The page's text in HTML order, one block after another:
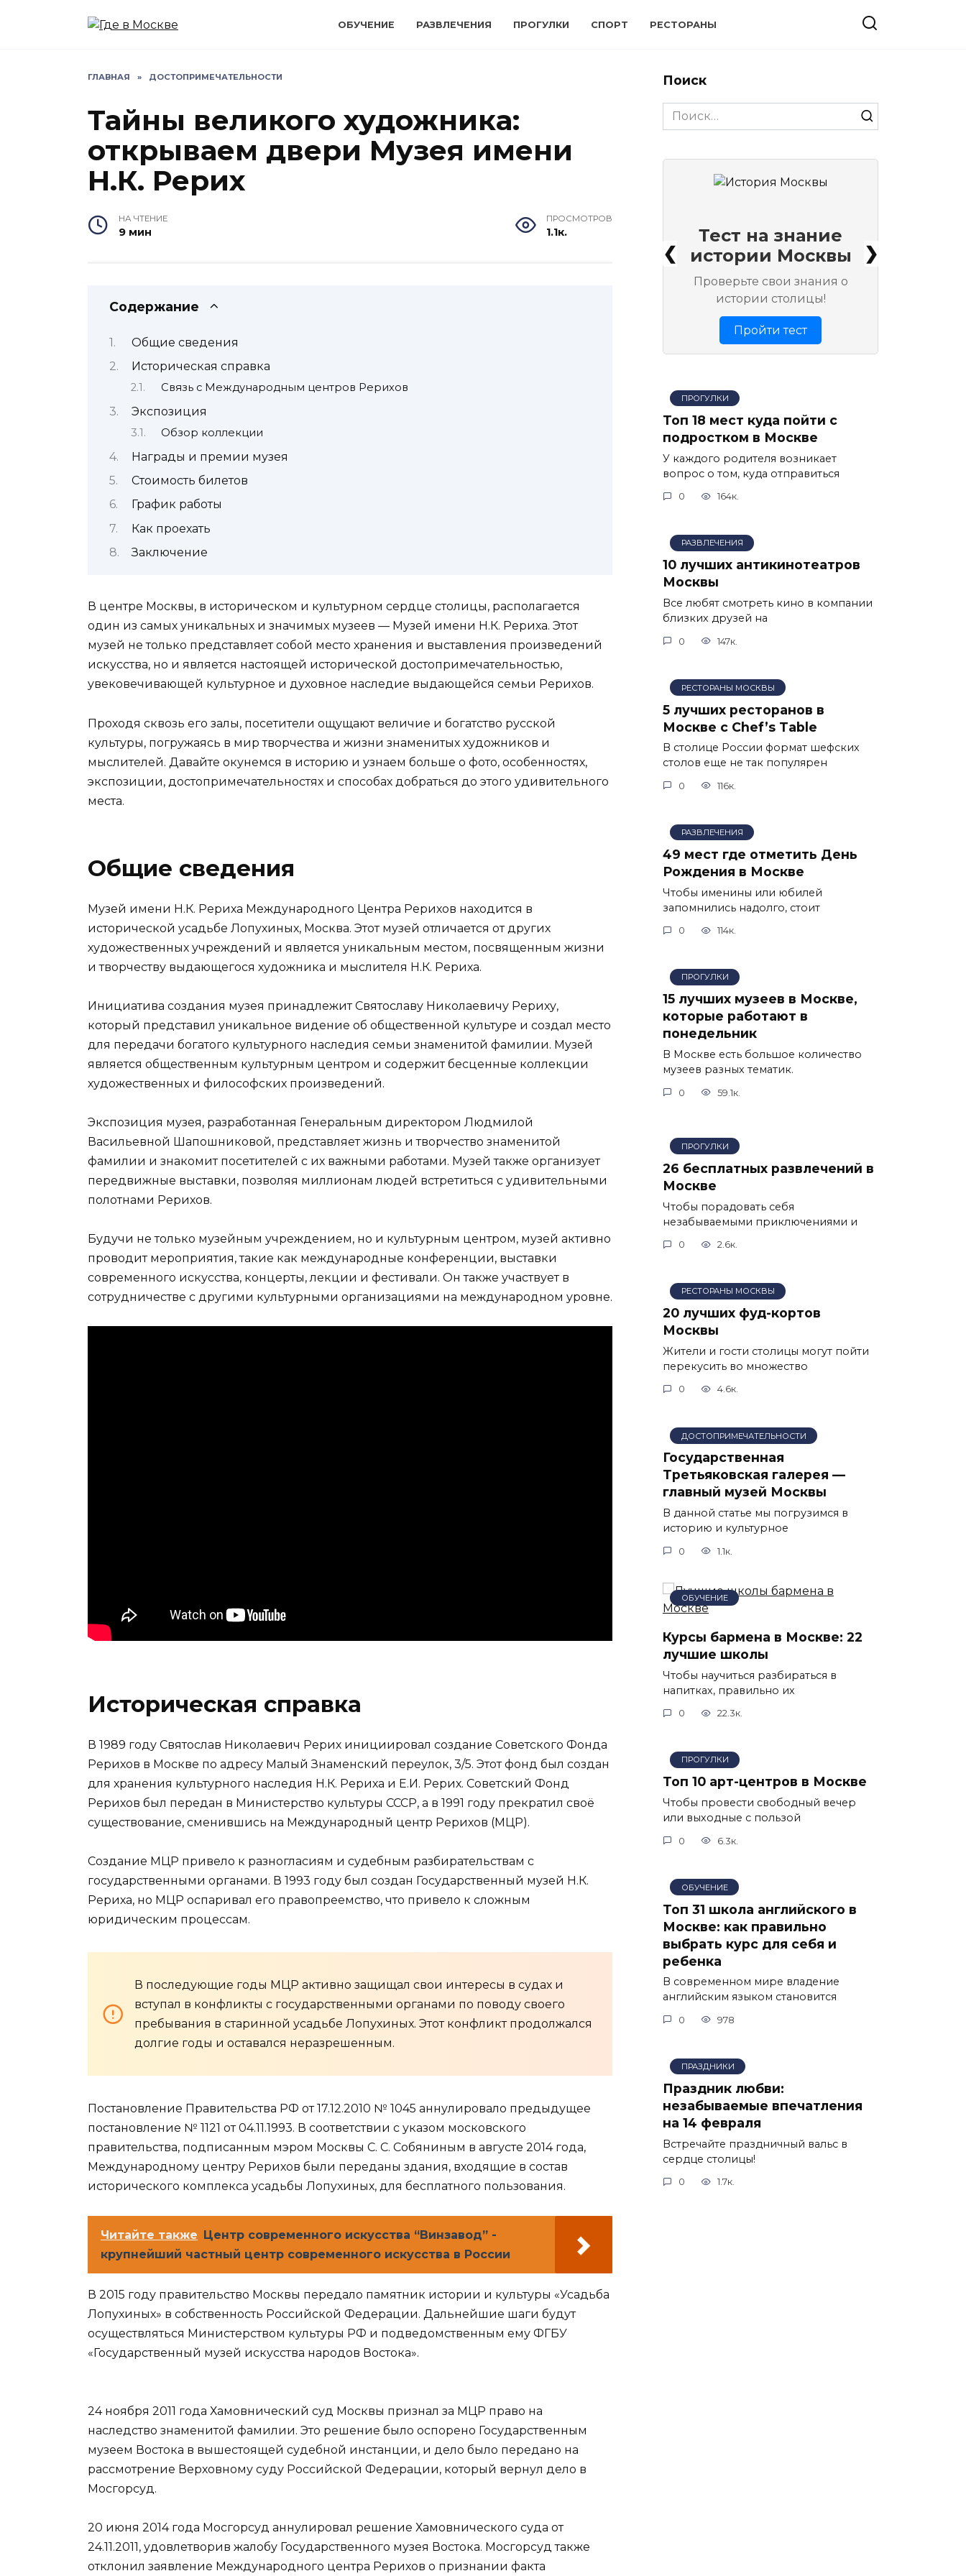
ОБУЧЕНИЕ РАЗВЛЕЧЕНИЯ ПРОГУЛКИ СПОРТ РЕСТОРАНЫ
ГЛАВНАЯ » ДОСТОПРИМЕЧАТЕЛЬНОСТИ
Тайны великого художника:
открываем двери Музея имени
Н.К. Рерих
НА ЧТЕНИЕ
9 мин
ПРОСМОТРОВ
1.1к.
Содержание
Общие сведения
Историческая справка
Связь с Международным центров Рерихов
Экспозиция
Обзор коллекции
Награды и премии музея
Стоимость билетов
График работы
Как проехать
Заключение
В центре Москвы, в историческом и культурном сердце столицы, располагается
один из самых уникальных и значимых музеев — Музей имени Н.К. Рериха. Этот
музей не только представляет собой место хранения и выставления произведений
искусства, но и является настоящей исторической достопримечательностью,
увековечивающей культурное и духовное наследие выдающейся семьи Рерихов.
Проходя сквозь его залы, посетители ощущают величие и богатство русской
культуры, погружаясь в мир творчества и жизни знаменитых художников и
мыслителей. Давайте окунемся в историю и узнаем больше о фото, особенностях,
экспозиции, достопримечательностях и способах добраться до этого удивительного
места.
Общие сведения
Музей имени Н.К. Рериха Международного Центра Рерихов находится в
исторической усадьбе Лопухиных, Москва. Этот музей отличается от других
художественных учреждений и является уникальным местом, посвященным жизни
и творчеству выдающегося художника и мыслителя Н.К. Рериха.
Инициатива создания музея принадлежит Святославу Николаевичу Рериху,
который представил уникальное видение об общественной культуре и создал место
для передачи богатого культурного наследия семьи знаменитой фамилии. Музей
является общественным культурным центром и содержит бесценные коллекции
художественных и философских произведений.
Экспозиция музея, разработанная Генеральным директором Людмилой
Васильевной Шапошниковой, представляет жизнь и творчество знаменитой
фамилии и знакомит посетителей с их важными работами. Музей также организует
передвижные выставки, позволяя миллионам людей встретиться с удивительными
полотнами Рерихов.
Будучи не только музейным учреждением, но и культурным центром, музей активно
проводит мероприятия, такие как международные конференции, выставки
современного искусства, концерты, лекции и фестивали. Он также участвует в
сотрудничестве с другими культурными организациями на международном уровне.
Историческая справка
В 1989 году Святослав Николаевич Рерих инициировал создание Советского Фонда
Рерихов в Москве по адресу Малый Знаменский переулок, 3/5. Этот фонд был создан
для хранения культурного наследия Н.К. Рериха и Е.И. Рерих. Советский Фонд
Рерихов был передан в Министерство культуры СССР, а в 1991 году прекратил своё
существование, сменившись на Международный центр Рерихов (МЦР).
Создание МЦР привело к разногласиям и судебным разбирательствам с
государственными органами. В 1993 году был создан Государственный музей Н.К.
Рериха, но МЦР оспаривал его правопреемство, что привело к сложным
юридическим процессам.
В последующие годы МЦР активно защищал свои интересы в судах и
вступал в конфликты с государственными органами по поводу своего
пребывания в старинной усадьбе Лопухиных. Этот конфликт продолжался
долгие годы и оставался неразрешенным.
Постановление Правительства РФ от 17.12.2010 № 1045 аннулировало предыдущее
постановление № 1121 от 04.11.1993. В соответствии с указом московского
правительства, подписанным мэром Москвы С. С. Собяниным в августе 2014 года,
Международному центру Рерихов были переданы здания, входящие в состав
исторического комплекса усадьбы Лопухиных, для бесплатного пользования.
Читайте также Центр современного искусства “Винзавод” -
крупнейший частный центр современного искусства в России
В 2015 году правительство Москвы передало памятник истории и культуры «Усадьба
Лопухиных» в собственность Российской Федерации. Дальнейшие шаги будут
осуществляться Министерством культуры РФ и подведомственным ему ФГБУ
«Государственный музей искусства народов Востока».
24 ноября 2011 года Хамовнический суд Москвы признал за МЦР право на
наследство знаменитой фамилии. Это решение было оспорено Государственным
музеем Востока в вышестоящей судебной инстанции, и дело было передано на
рассмотрение Верховному суду Российской Федерации, который вернул дело в
Мосгорсуд.
20 июня 2014 года Мосгорсуд аннулировал решение Хамовнического суда от
24.11.2011, удовлетворив жалобу Государственного музея Востока. Мосгорсуд также
отклонил заявление Международного центра Рерихов о признании факта
Поиск
Search
for:
❮ ❯
Тест на знание
истории Москвы
Проверьте свои знания о
истории столицы!
Пройти тест
ПРОГУЛКИ
Топ 18 мест куда пойти с
подростком в Москве
У каждого родителя возникает
вопрос о том, куда отправиться
0 164к.
РАЗВЛЕЧЕНИЯ
10 лучших антикинотеатров
Москвы
Все любят смотреть кино в компании
близких друзей на
0 147к.
РЕСТОРАНЫ МОСКВЫ
5 лучших ресторанов в
Москве с Chef’s Table
В столице России формат шефских
столов еще не так популярен
0 116к.
РАЗВЛЕЧЕНИЯ
49 мест где отметить День
Рождения в Москве
Чтобы именины или юбилей
запомнились надолго, стоит
0 114к.
ПРОГУЛКИ
15 лучших музеев в Москве,
которые работают в
понедельник
В Москве есть большое количество
музеев разных тематик.
0 59.1к.
ПРОГУЛКИ
26 бесплатных развлечений в
Москве
Чтобы порадовать себя
незабываемыми приключениями и
0 2.6к.
РЕСТОРАНЫ МОСКВЫ
20 лучших фуд-кортов
Москвы
Жители и гости столицы могут пойти
перекусить во множество
0 4.6к.
ДОСТОПРИМЕЧАТЕЛЬНОСТИ
Государственная
Третьяковская галерея —
главный музей Москвы
В данной статье мы погрузимся в
историю и культурное
0 1.1к.
ОБУЧЕНИЕ
Курсы бармена в Москве: 22
лучшие школы
Чтобы научиться разбираться в
напитках, правильно их
0 22.3к.
ПРОГУЛКИ
Топ 10 арт-центров в Москве
Чтобы провести свободный вечер
или выходные с пользой
0 6.3к.
ОБУЧЕНИЕ
Топ 31 школа английского в
Москве: как правильно
выбрать курс для себя и
ребенка
В современном мире владение
английским языком становится
0 978
ПРАЗДНИКИ
Праздник любви:
незабываемые впечатления
на 14 февраля
Встречайте праздничный вальс в
сердце столицы!
0 1.7к.